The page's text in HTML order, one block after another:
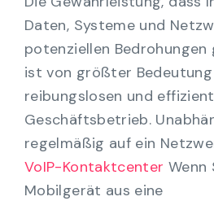
Daten, Systeme und
potenziellen
ist von größter
reibungslosen und
Geschäftsbetrieb.
regelmäßig auf ein
VoIP-Kontaktcenter Wenn
Mobilgerät aus eine